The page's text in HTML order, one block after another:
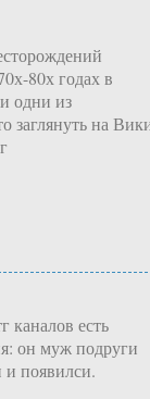
80х годах в
одни из
заглянуть на
каналов есть
он муж подруги
и появилси.